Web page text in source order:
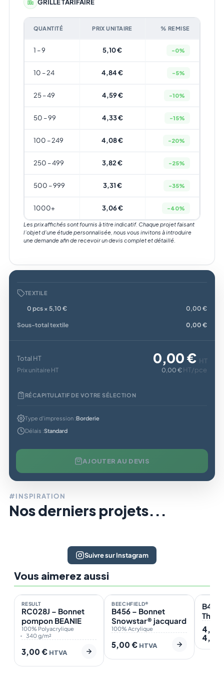
GRILLE TARIFAIRE
QUANTITÉ PRIX UNITAIRE % REMISE
1 – 9 5,10 € -0%
10 – 24 4,84 € -5%
25 – 49 4,59 € -10%
50 – 99 4,33 € -15%
100 – 249 4,08 € -20%
250 – 499 3,82 € -25%
500 – 999 3,31 € -35%
1000+ 3,06 € -40%
Les prix affichés sont fournis à titre indicatif. Chaque projet faisant
l’objet d’une étude personnalisée, nous vous invitons à introduire
une demande afin de recevoir un devis complet et détaillé.
TEXTILE
0 pcs × 5,10 € 0,00 €
Sous-total textile 0,00 €
Total HT 0,00 € HT
Prix unitaire HT 0,00 € HT/pce
RÉCAPITULATIF DE VOTRE SÉLECTION
Type d'impression :Borderie
Délais :Standard
AJOUTER AU DEVIS
#INSPIRATION
Nos derniers projets...
Suivre sur Instagram
Vous aimerez aussi
9
En stock
RESULT
RC028J – Bonnet
pompon BEANIE
100% Polyacrylique
340 g/m²
3,00 € HTVA
4
En stock
BEECHFIELD®
B456 – Bonnet
Snowstar® jacquard
100% Acrylique
5,00€ HTVA
En
B447
4,10
4,80